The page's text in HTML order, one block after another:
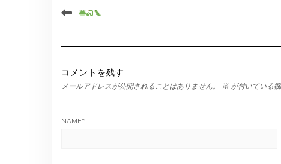
コメントを残す
メールアドレスが公開されることはありません。 ※ が付いている
NAME*